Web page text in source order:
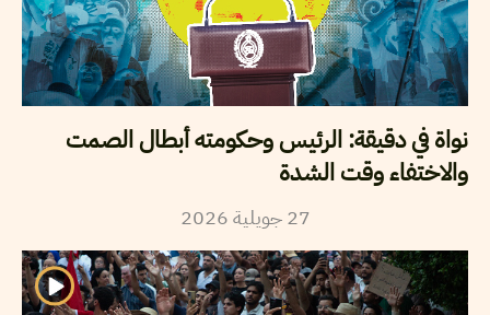
نواة في دقيقة: الرئيس وحكومته أبطال الصمت
والاختفاء وقت الشدة
27 جويلية2026